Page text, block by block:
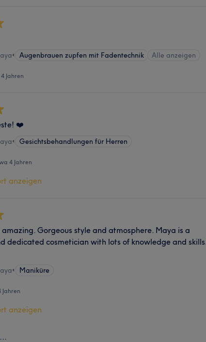
• Augenbrauen zupfen mit Fadentechnik Alle anzeigen
Jahren
❤️
• Gesichtsbehandlungen für Herren
4 Jahren
anzeigen
amazing. Gorgeous style and atmosphere. Maya is a
dedicated cosmetician with lots of knowledge and
• Maniküre
Jahren
anzeigen